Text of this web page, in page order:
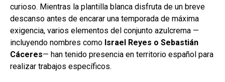
curioso. Mientras la plantilla blanca disfruta de un breve
descanso antes de encarar una temporada de máxima
exigencia, varios elementos del conjunto azulcrema —
incluyendo nombres como Israel Reyes o Sebastián
Cáceres— han tenido presencia en territorio español para
realizar trabajos específicos.